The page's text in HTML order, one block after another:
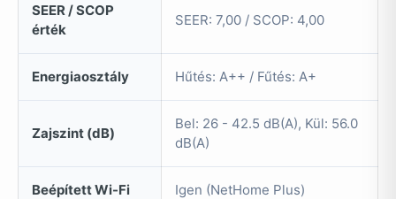
SEER / SCOP
érték
SEER: 7,00 / SCOP: 4,00
Energiaosztály Hűtés: A++ / Fűtés: A+
Zajszint (dB)
Bel: 26 - 42.5 dB(A), Kül: 56.0
dB(A)
Beépített Wi-Fi Igen (NetHome Plus)